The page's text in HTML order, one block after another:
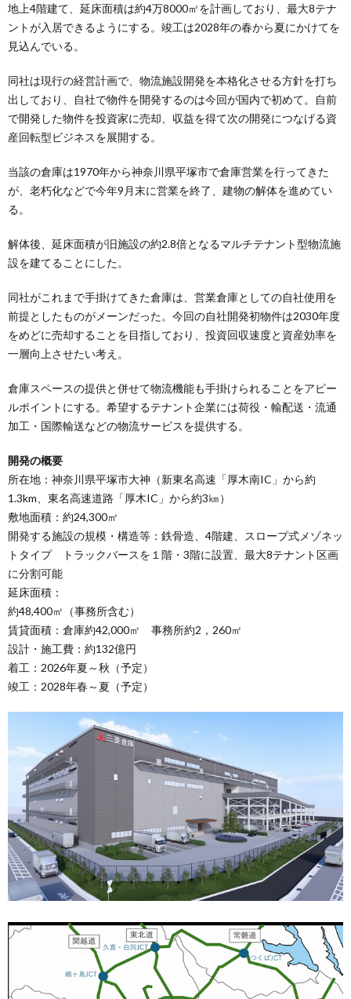
地上4階建て、延床面積は約4万8000㎡を計画しており、最大8テナ
ントが入居できるようにする。竣工は2028年の春から夏にかけてを
見込んでいる。
同社は現行の経営計画で、物流施設開発を本格化させる方針を打ち
出しており、自社で物件を開発するのは今回が国内で初めて。自前
で開発した物件を投資家に売却、収益を得て次の開発につなげる資
産回転型ビジネスを展開する。
当該の倉庫は1970年から神奈川県平塚市で倉庫営業を行ってきた
が、老朽化などで今年9月末に営業を終了、建物の解体を進めてい
る。
解体後、延床面積が旧施設の約2.8倍となるマルチテナント型物流施
設を建てることにした。
同社がこれまで手掛けてきた倉庫は、営業倉庫としての自社使用を
前提としたものがメーンだった。今回の自社開発初物件は2030年度
をめどに売却することを目指しており、投資回収速度と資産効率を
一層向上させたい考え。
倉庫スペースの提供と併せて物流機能も手掛けられることをアピー
ルポイントにする。希望するテナント企業には荷役・輸配送・流通
加工・国際輸送などの物流サービスを提供する。
開発の概要
所在地：神奈川県平塚市大神（新東名高速「厚木南IC」から約
1.3km、東名高速道路「厚木IC」から約3㎞）
敷地面積：約24,300㎡
開発する施設の規模・構造等：鉄骨造、4階建、スロープ式メゾネッ
トタイプ トラックバースを１階・3階に設置、最大8テナント区画
に分割可能
延床面積：
約48,400㎡（事務所含む）
賃貸面積：倉庫約42,000㎡ 事務所約2，260㎡
設計・施工費：約132億円
着工：2026年夏～秋（予定）
竣工：2028年春～夏（予定）